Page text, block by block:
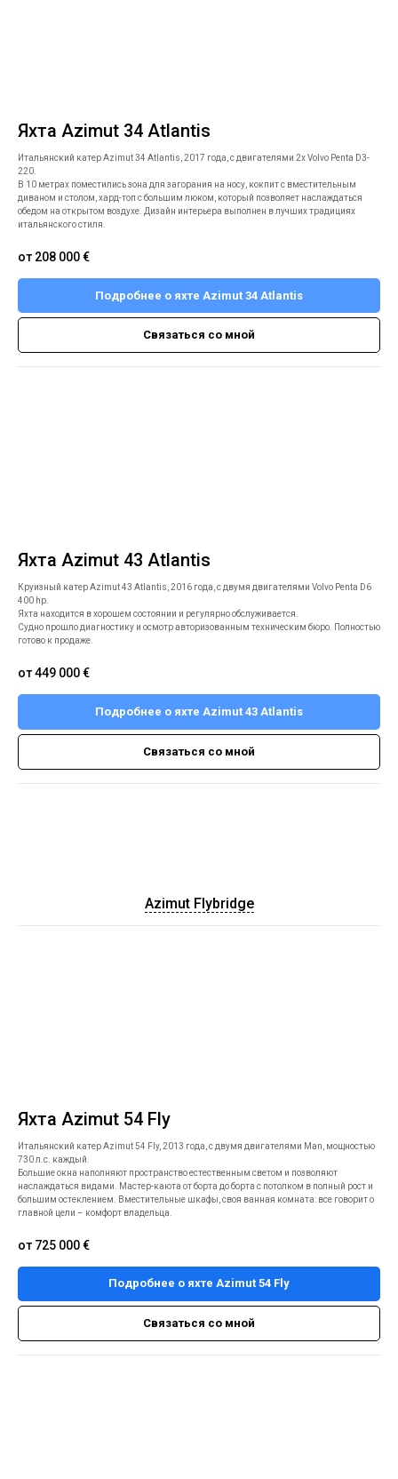
Яхта Azimut 34 Atlantis
Итальянский катер Azimut 34 Atlantis, 2017 года, с двигателями 2x Volvo Penta D3-
220.
В 10 метрах поместились зона для загорания на носу, кокпит с вместительным
диваном и столом, хард-топ с большим люком, который позволяет наслаждаться
обедом на открытом воздухе. Дизайн интерьера выполнен в лучших традициях
итальянского стиля.
от 208 000€
Подробнее о яхте Azimut 34 Atlantis
Связаться со мной
Яхта Azimut 43 Atlantis
Круизный катер Azimut 43 Atlantis, 2016 года, с двумя двигателями Volvo Penta D6
400 hp.
Яхта находится в хорошем состоянии и регулярно обслуживается.
Судно прошло диагностику и осмотр авторизованным техническим бюро. Полностью
готово к продаже.
от 449 000€
Подробнее о яхте Azimut 43 Atlantis
Связаться со мной
Azimut Flybridge
Яхта Azimut 54 Fly
Итальянский катер Azimut 54 Fly, 2013 года, с двумя двигателями Man, мощностью
730 л.с. каждый.
Большие окна наполняют пространство естественным светом и позволяют
наслаждаться видами. Мастер-каюта от борта до борта с потолком в полный рост и
большим остеклением. Вместительные шкафы, своя ванная комната: все говорит о
главной цели – комфорт владельца.
от 725 000€
Подробнее о яхте Azimut 54 Fly
Связаться со мной